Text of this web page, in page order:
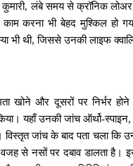
कुमारी, लंबे समय से क्रॉनिक
करना भी बेहद मुश्किल हो
भी थी, जिससे उनकी लाइफ
खोने और दूसरों पर निर्भर
यहाँ उनकी जांच ऑर्थो-
विस्तृत जांच के बाद पता चला
से नसों पर दबाव डालता है।